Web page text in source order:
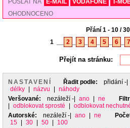
POSLAT NA E-MAIL VODAFONE T-
OHODNOCENO
Přání 1 - 10 /
1
2 3 4 5 6 7
Přejít na stránku:
NASTAVENÍ Řadit podle: přidání -|
délky
názvu
náhody
Veršované:
nezáleží -| ano ne
odblokovat sprosté odblokovat
Autorské:
nezáleží -| ano ne
15
30 50
100